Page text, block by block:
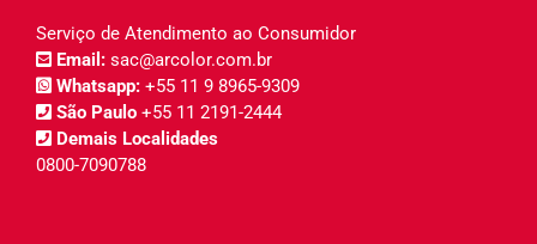
Serviço de Atendimento ao Consumidor
Email: sac@arcolor.com.br
Whatsapp: +55 11 9 8965-9309
São Paulo +55 11 2191-2444
Demais Localidades
0800-7090788